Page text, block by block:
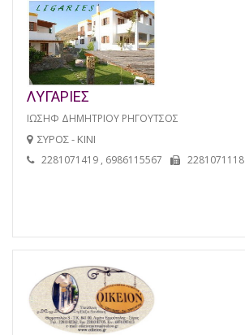
ΛΥΓΑΡΙΕΣ
ΙΩΣΗΦ ΔΗΜΗΤΡΙΟΥ ΡΗΓΟΥΤΣΟΣ
ΣΥΡΟΣ - ΚΙΝΙ
2281071419 , 6986115567 2281071118